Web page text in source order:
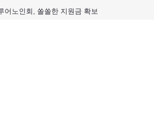
어노인회, 쏠쏠한 지원금 확보